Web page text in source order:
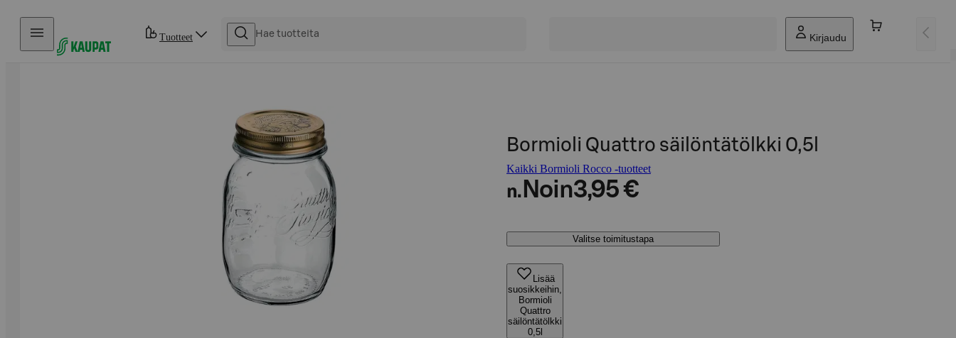
Hyppää sisältöön
Tuotteet Kirjaudu
Bormioli Quattro säilöntätölkki 0,5l
Kaikki Bormioli Rocco -tuotteet
n. Noin3,95 €
Valitse toimitustapa
Lisää
suosikkeihin,
Bormioli
Quattro
säilöntätölkki
0,5l